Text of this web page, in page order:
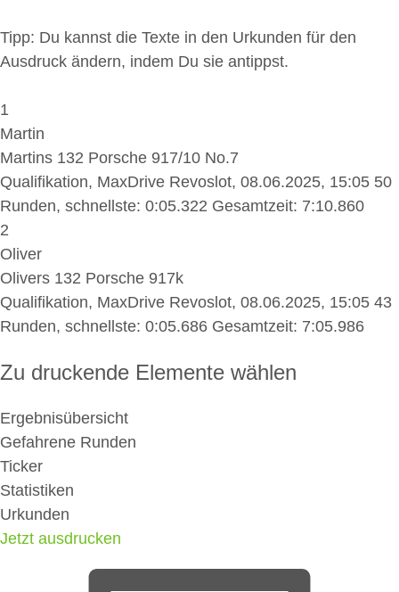
Tipp: Du kannst die Texte in den Urkunden für den
Ausdruck ändern, indem Du sie antippst.
1
Martin
Martins 132 Porsche 917/10 No.7
Qualifikation, MaxDrive Revoslot, 08.06.2025, 15:05 50
Runden, schnellste: 0:05.322 Gesamtzeit: 7:10.860
2
Oliver
Olivers 132 Porsche 917k
Qualifikation, MaxDrive Revoslot, 08.06.2025, 15:05 43
Runden, schnellste: 0:05.686 Gesamtzeit: 7:05.986
Zu druckende Elemente wählen
Ergebnisübersicht
Gefahrene Runden
Ticker
Statistiken
Urkunden
Jetzt ausdrucken